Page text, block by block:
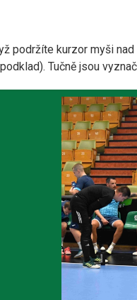
podržíte kurzor myši
Tučně jsou